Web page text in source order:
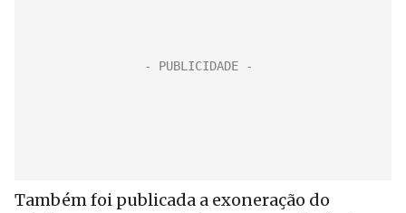
Também foi publicada a exoneração do